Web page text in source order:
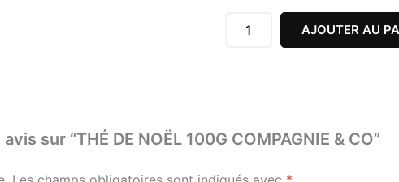
NOËL
AJOUTER AU
sur “THÉ DE NOËL 100G COMPAGNIE & CO”